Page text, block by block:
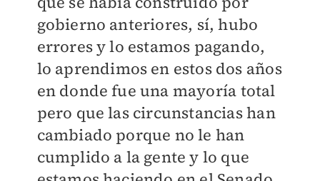
gobierno anteriores, sí, hubo
errores y lo estamos pagando,
lo aprendimos en estos dos años
en donde fue una mayoría total
pero que las circunstancias han
cambiado porque no le han
cumplido a la gente y lo que